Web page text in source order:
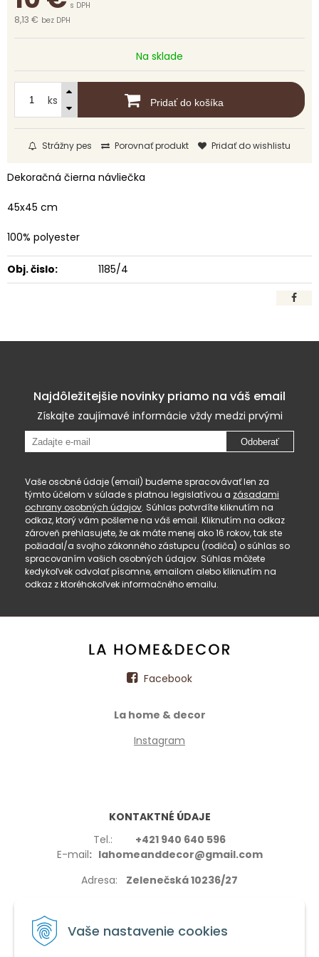
Vaše nastavenie cookies
s DPH
8,13 € bez DPH
Na sklade
ks Pridať do košíka
Strážny pes Porovnať produkt Pridať do wishlistu
Dekoračná čierna návliečka
45x45 cm
100% polyester
Obj. čislo: 1185/4
Najdôležitejšie novinky priamo na váš email
Získajte zaujímavé informácie vždy medzi prvými
Odoberať
Vaše osobné údaje (email) budeme spracovávať len za
týmto účelom v súlade s platnou legislatívou a zásadami
ochrany osobných údajov. Súhlas potvrdíte kliknutím na
odkaz, ktorý vám pošleme na váš email. Kliknutím na odkaz
zároveň prehlasujete, že ak máte menej ako 16 rokov, tak ste
požiadal/a svojho zákonného zástupcu (rodiča) o súhlas so
spracovaním vašich osobných údajov. Súhlas môžete
kedykoľvek odvolať písomne, emailom alebo kliknutím na
odkaz z ktoréhokoľvek informačného emailu.
Facebook
La home & decor
Instagram
KONTAKTNÉ ÚDAJE
Tel.: +421 940 640 596
E-mail: lahomeanddecor@gmail.com
Adresa: Zelenečská 10236/27